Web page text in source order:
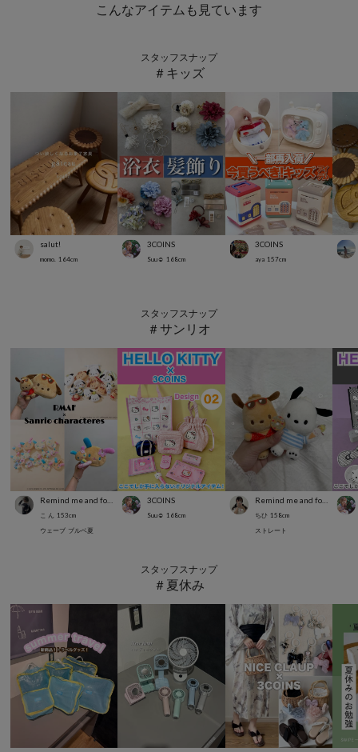
こんなアイテムも見ています
スタッフスナップ
＃キッズ
salut!
momo. 164cm
3COINS
Suu☺︎ 168cm
3COINS
aya 157cm
スタッフスナップ
＃サンリオ
こ ん 153cm
ウェーブ ブルベ夏
3COINS
Suu☺︎ 168cm
Remind me and forever
ちひ 158cm
ストレート
スタッフスナップ
＃夏休み